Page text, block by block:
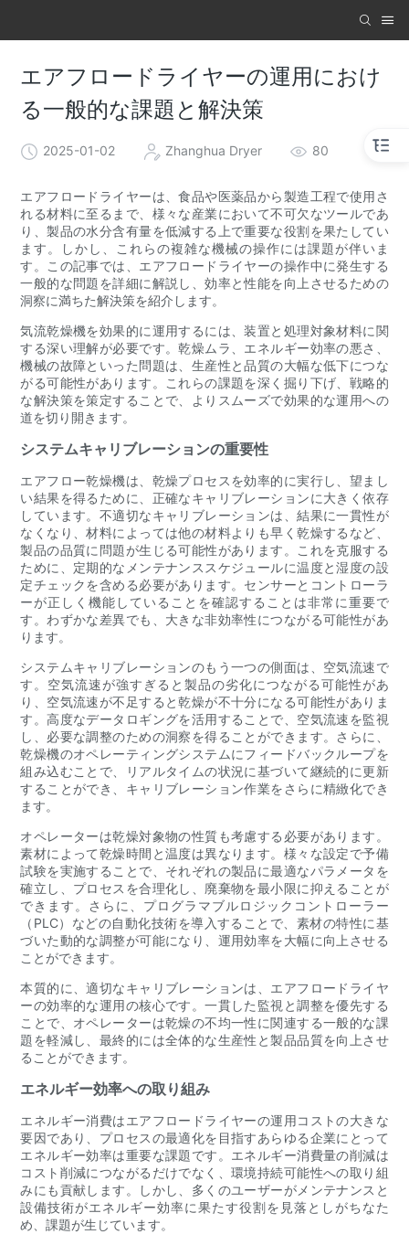
エアフロードライヤーの運用におけ
る一般的な課題と解決策
2025-01-02 Zhanghua Dryer 80
エアフロードライヤーは、食品や医薬品から製造工程で使用さ
れる材料に至るまで、様々な産業において不可欠なツールであ
り、製品の水分含有量を低減する上で重要な役割を果たしてい
ます。しかし、これらの複雑な機械の操作には課題が伴いま
す。この記事では、エアフロードライヤーの操作中に発生する
一般的な問題を詳細に解説し、効率と性能を向上させるための
洞察に満ちた解決策を紹介します。
気流乾燥機を効果的に運用するには、装置と処理対象材料に関
する深い理解が必要です。乾燥ムラ、エネルギー効率の悪さ、
機械の故障といった問題は、生産性と品質の大幅な低下につな
がる可能性があります。これらの課題を深く掘り下げ、戦略的
な解決策を策定することで、よりスムーズで効果的な運用への
道を切り開きます。
システムキャリブレーションの重要性
エアフロー乾燥機は、乾燥プロセスを効率的に実行し、望まし
い結果を得るために、正確なキャリブレーションに大きく依存
しています。不適切なキャリブレーションは、結果に一貫性が
なくなり、材料によっては他の材料よりも早く乾燥するなど、
製品の品質に問題が生じる可能性があります。これを克服する
ために、定期的なメンテナンススケジュールに温度と湿度の設
定チェックを含める必要があります。センサーとコントローラ
ーが正しく機能していることを確認することは非常に重要で
す。わずかな差異でも、大きな非効率性につながる可能性があ
ります。
システムキャリブレーションのもう一つの側面は、空気流速で
す。空気流速が強すぎると製品の劣化につながる可能性があ
り、空気流速が不足すると乾燥が不十分になる可能性がありま
す。高度なデータロギングを活用することで、空気流速を監視
し、必要な調整のための洞察を得ることができます。さらに、
乾燥機のオペレーティングシステムにフィードバックループを
組み込むことで、リアルタイムの状況に基づいて継続的に更新
することができ、キャリブレーション作業をさらに精緻化でき
ます。
オペレーターは乾燥対象物の性質も考慮する必要があります。
素材によって乾燥時間と温度は異なります。様々な設定で予備
試験を実施することで、それぞれの製品に最適なパラメータを
確立し、プロセスを合理化し、廃棄物を最小限に抑えることが
できます。さらに、プログラマブルロジックコントローラー
（PLC）などの自動化技術を導入することで、素材の特性に基
づいた動的な調整が可能になり、運用効率を大幅に向上させる
ことができます。
本質的に、適切なキャリブレーションは、エアフロードライヤ
ーの効率的な運用の核心です。一貫した監視と調整を優先する
ことで、オペレーターは乾燥の不均一性に関連する一般的な課
題を軽減し、最終的には全体的な生産性と製品品質を向上させ
ることができます。
エネルギー効率への取り組み
エネルギー消費はエアフロードライヤーの運用コストの大きな
要因であり、プロセスの最適化を目指すあらゆる企業にとって
エネルギー効率は重要な課題です。エネルギー消費量の削減は
コスト削減につながるだけでなく、環境持続可能性への取り組
みにも貢献します。しかし、多くのユーザーがメンテナンスと
設備技術がエネルギー効率に果たす役割を見落としがちなた
め、課題が生じています。